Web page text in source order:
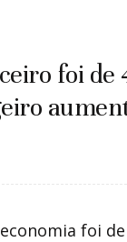
foi de
foi